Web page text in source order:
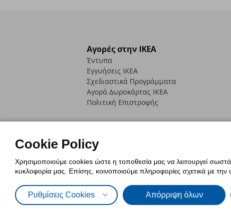
Αγορές στην IKEA
Έντυπα
Εγγυήσεις IKEA
Σχεδιαστικά Προγράμματα
Αγορά Δωρoκάρτας IKEA
Πολιτική Επιστροφής
Πολιτική CookiesΔήλωση ψηφιακής
Cookie Policy
Χρησιμοποιούμε cookies ώστε η τοποθεσία μας να λειτουργεί
κυκλοφορία μας. Επίσης, κοινοποιούμε πληροφορίες σχετικά με
Ρυθμίσεις Cookies Απόρριψη όλων